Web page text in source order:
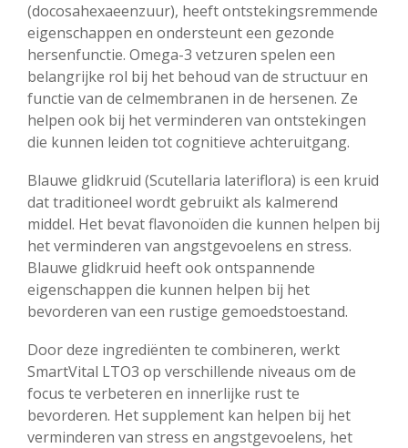
(docosahexaeenzuur), heeft ontstekingsremmende
eigenschappen en ondersteunt een gezonde
hersenfunctie. Omega-3 vetzuren spelen een
belangrijke rol bij het behoud van de structuur en
functie van de celmembranen in de hersenen. Ze
helpen ook bij het verminderen van ontstekingen
die kunnen leiden tot cognitieve achteruitgang.
Blauwe glidkruid (Scutellaria lateriflora) is een kruid
dat traditioneel wordt gebruikt als kalmerend
middel. Het bevat flavonoïden die kunnen helpen bij
het verminderen van angstgevoelens en stress.
Blauwe glidkruid heeft ook ontspannende
eigenschappen die kunnen helpen bij het
bevorderen van een rustige gemoedstoestand.
Door deze ingrediënten te combineren, werkt
SmartVital LTO3 op verschillende niveaus om de
focus te verbeteren en innerlijke rust te
bevorderen. Het supplement kan helpen bij het
verminderen van stress en angstgevoelens, het